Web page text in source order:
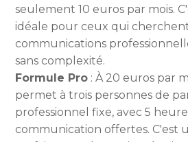
seulement 10 euros par mois.
idéale pour ceux qui
communications
sans complexité.
Formule Pro : À 20 euros par
permet à trois personnes de
professionnel fixe, avec 5
communication offertes. C'est